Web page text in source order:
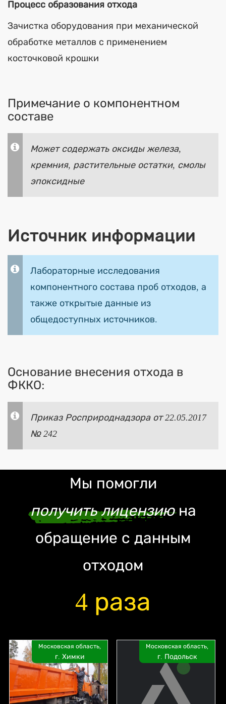
Процесс образования отхода
Зачистка оборудования при механической
обработке металлов с применением
косточковой крошки
Примечание о компонентном
составе
Может содержать оксиды железа,
кремния, растительные остатки, смолы
эпоксидные
Источник информации
Лабораторные исследования
компонентного состава проб отходов, а
также открытые данные из
общедоступных источников.
Основание внесения отхода в
ФККО:
Приказ Росприроднадзора от 22.05.2017
№ 242
Мы помогли
получить лицензиюна
обращение с данным
отходом
4 раза
Московская область,
г. Химки
Московская область,
г. Подольск